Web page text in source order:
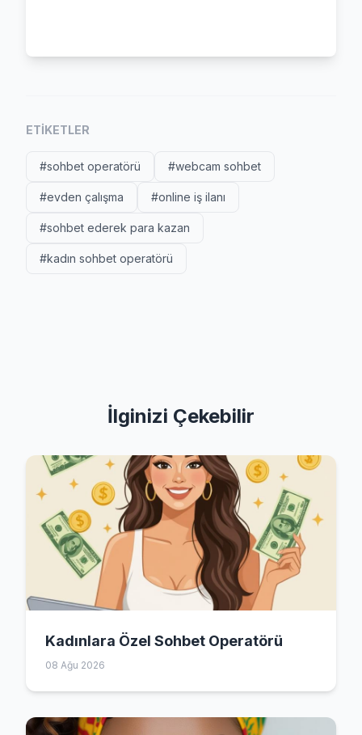
ETIKETLER
#sohbet operatörü #webcam sohbet
#evden çalışma #online iş ilanı
#sohbet ederek para kazan
#kadın sohbet operatörü
İlginizi Çekebilir
Kadınlara Özel Sohbet Operatörü
08 Ağu 2026